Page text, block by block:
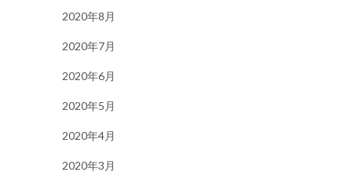
2020年8月
2020年7月
2020年6月
2020年5月
2020年4月
2020年3月